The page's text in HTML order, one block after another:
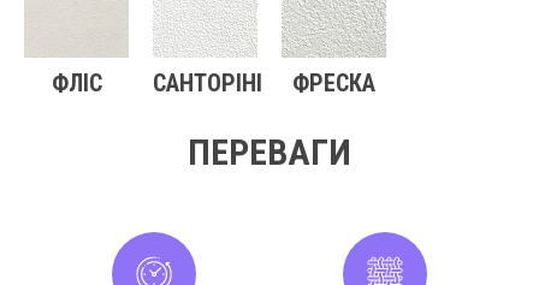
ФЛІС САНТОРІНІ ФРЕСКА
ПЕРЕВАГИ